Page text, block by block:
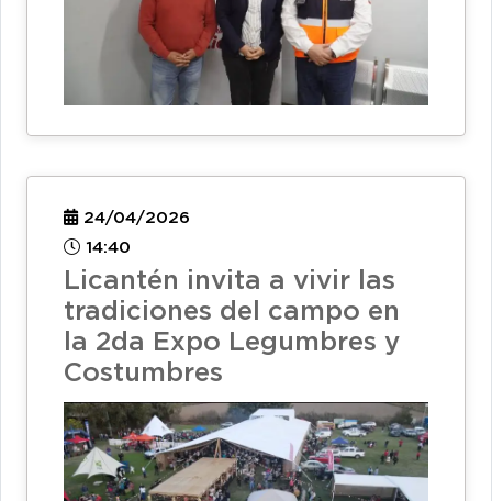
24/04/2026
14:40
Licantén invita a vivir las
tradiciones del campo en
la 2da Expo Legumbres y
Costumbres